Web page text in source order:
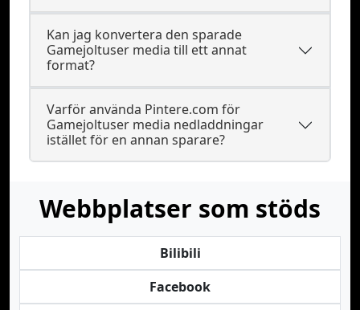
Kan jag konvertera den sparade
Gamejoltuser media till ett annat
format?
Varför använda Pintere.com för
Gamejoltuser media nedladdningar
istället för en annan sparare?
Webbplatser som stöds
Bilibili
Facebook